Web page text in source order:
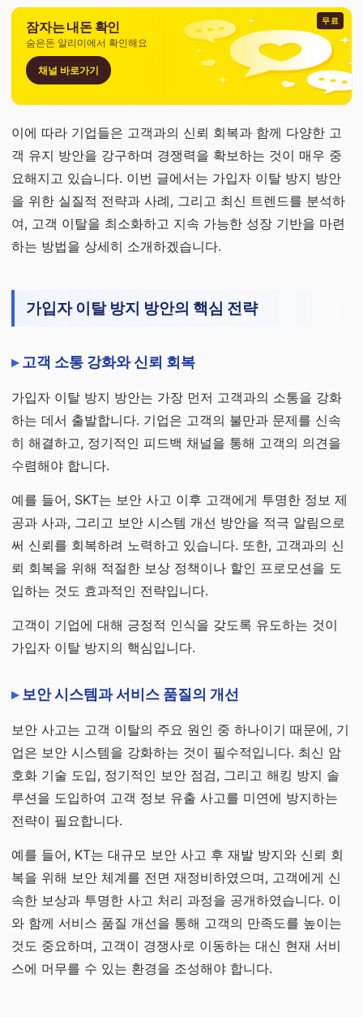
무료
잠자는 내돈 확인
숨은돈 알리미에서 확인해요
채널 바로가기
이에 따라 기업들은 고객과의 신뢰 회복과 함께 다양한 고
객 유지 방안을 강구하며 경쟁력을 확보하는 것이 매우 중
요해지고 있습니다. 이번 글에서는 가입자 이탈 방지 방안
을 위한 실질적 전략과 사례, 그리고 최신 트렌드를 분석하
여, 고객 이탈을 최소화하고 지속 가능한 성장 기반을 마련
하는 방법을 상세히 소개하겠습니다.
가입자 이탈 방지 방안의 핵심 전략
고객 소통 강화와 신뢰 회복
가입자 이탈 방지 방안는 가장 먼저 고객과의 소통을 강화
하는 데서 출발합니다. 기업은 고객의 불만과 문제를 신속
히 해결하고, 정기적인 피드백 채널을 통해 고객의 의견을
수렴해야 합니다.
예를 들어, SKT는 보안 사고 이후 고객에게 투명한 정보 제
공과 사과, 그리고 보안 시스템 개선 방안을 적극 알림으로
써 신뢰를 회복하려 노력하고 있습니다. 또한, 고객과의 신
뢰 회복을 위해 적절한 보상 정책이나 할인 프로모션을 도
입하는 것도 효과적인 전략입니다.
고객이 기업에 대해 긍정적 인식을 갖도록 유도하는 것이
가입자 이탈 방지의 핵심입니다.
보안 시스템과 서비스 품질의 개선
보안 사고는 고객 이탈의 주요 원인 중 하나이기 때문에, 기
업은 보안 시스템을 강화하는 것이 필수적입니다. 최신 암
호화 기술 도입, 정기적인 보안 점검, 그리고 해킹 방지 솔
루션을 도입하여 고객 정보 유출 사고를 미연에 방지하는
전략이 필요합니다.
예를 들어, KT는 대규모 보안 사고 후 재발 방지와 신뢰 회
복을 위해 보안 체계를 전면 재정비하였으며, 고객에게 신
속한 보상과 투명한 사고 처리 과정을 공개하였습니다. 이
와 함께 서비스 품질 개선을 통해 고객의 만족도를 높이는
것도 중요하며, 고객이 경쟁사로 이동하는 대신 현재 서비
스에 머무를 수 있는 환경을 조성해야 합니다.